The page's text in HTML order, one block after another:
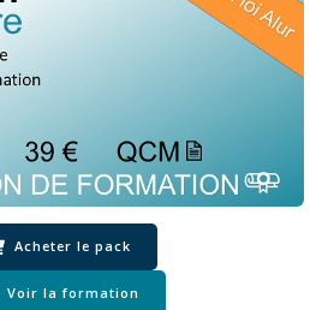
Acheter le pack
Voir la formation